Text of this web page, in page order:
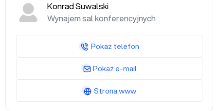
Konrad Suwalski
Wynajem sal konferencyjnych
Pokaż telefon
Pokaż e-mail
Strona www